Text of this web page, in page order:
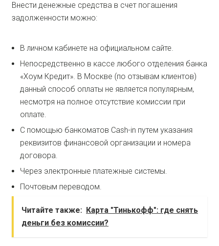
Внести денежные средства в счет погашения
задолженности можно:
В личном кабинете на официальном сайте.
Непосредственно в кассе любого отделения банка
«Хоум Кредит». В Москве (по отзывам клиентов)
данный способ оплаты не является популярным,
несмотря на полное отсутствие комиссии при
оплате.
С помощью банкоматов Cash-in путем указания
реквизитов финансовой организации и номера
договора.
Через электронные платежные системы.
Почтовым переводом.
Читайте также: Карта "Тинькофф": где снять
деньги без комиссии?